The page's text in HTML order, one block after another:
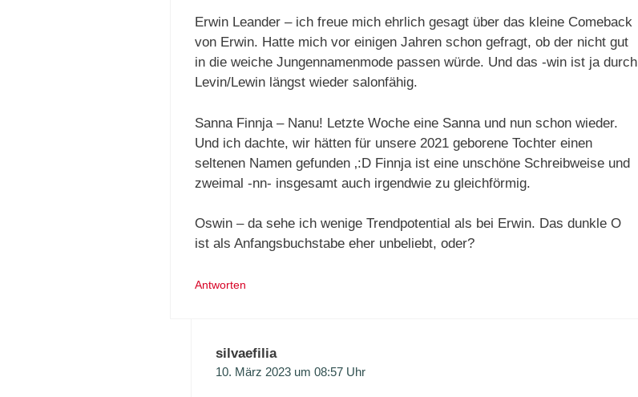
Erwin Leander – ich freue mich ehrlich gesagt über das kleine Comeback
von Erwin. Hatte mich vor einigen Jahren schon gefragt, ob der nicht gut
in die weiche Jungennamenmode passen würde. Und das -win ist ja durch
Levin/Lewin längst wieder salonfähig.
Sanna Finnja – Nanu! Letzte Woche eine Sanna und nun schon wieder.
Und ich dachte, wir hätten für unsere 2021 geborene Tochter einen
seltenen Namen gefunden ‚:D Finnja ist eine unschöne Schreibweise und
zweimal -nn- insgesamt auch irgendwie zu gleichförmig.
Oswin – da sehe ich wenige Trendpotential als bei Erwin. Das dunkle O
ist als Anfangsbuchstabe eher unbeliebt, oder?
Antworten
silvaefilia
10. März 2023 um 08:57 Uhr